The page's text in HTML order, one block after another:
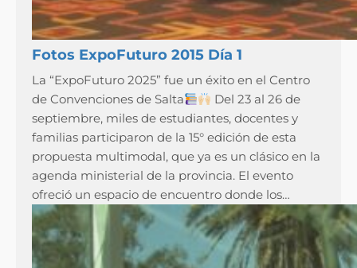
Fotos ExpoFuturo 2015 Día 1
La “ExpoFuturo 2025” fue un éxito en el Centro
de Convenciones de Salta
Del 23 al 26 de
septiembre, miles de estudiantes, docentes y
familias participaron de la 15° edición de esta
propuesta multimodal, que ya es un clásico en la
agenda ministerial de la provincia. El evento
ofreció un espacio de encuentro donde los…